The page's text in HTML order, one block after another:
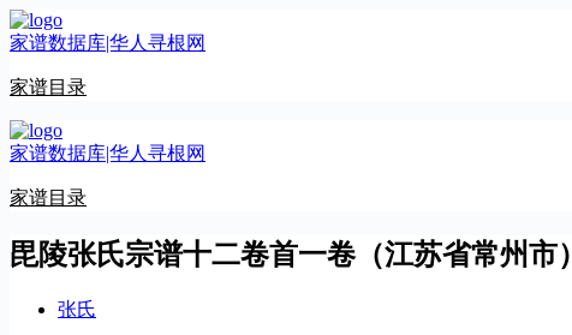
跳
至
容
家谱数据库|华人寻根网
家谱目录
家谱数据库|华人寻根网
家谱目录
毘陵张氏宗谱十二卷首一卷（江苏省常州市）
张氏